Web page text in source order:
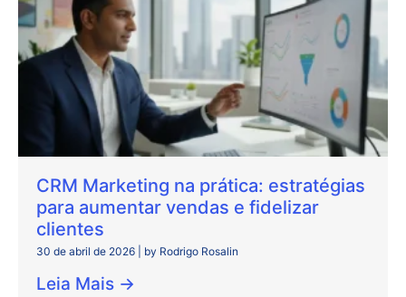
CRM Marketing na prática: estratégias
para aumentar vendas e fidelizar
clientes
30 de abril de 2026 by Rodrigo Rosalin
Leia Mais →